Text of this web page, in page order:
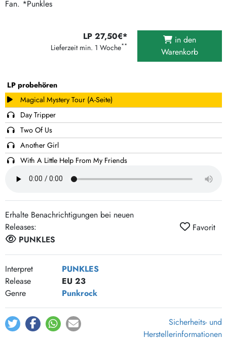
Fan. *Punkles
LP probehören
Magical Mystery Tour (A-Seite)
Day Tripper
Two Of Us
Another Girl
With A Little Help From My Friends
Hey Jude
Why Don't We Do It In The Road
I'm A Loser
Get Back
Bad Boy
Ha Ha Ha (Make Laugh Not War)
LP 27,50€*
Lieferzeit min. 1 Woche**
in den
Warenkorb
Erhalte Benachrichtigungen bei neuen
Releases:
PUNKLES
Favorit
Interpret
PUNKLES
Release
EU 23
Genre
Punkrock
Sicherheits- und
Herstellerinformationen